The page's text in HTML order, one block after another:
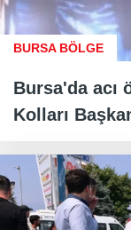
BURSA BÖLGE
Bursa'da acı
Kolları